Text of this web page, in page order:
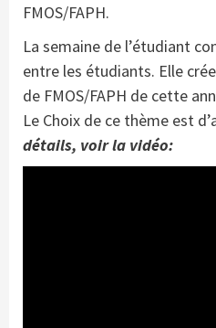
FMOS/FAPH.
La semaine de l’étudiant
entre les étudiants. Elle
de FMOS/FAPH de cette
Le Choix de ce thème est
détails, voir la vidéo: